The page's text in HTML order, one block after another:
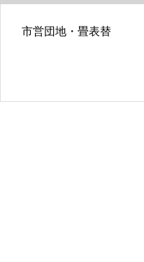
市営団地・畳表替